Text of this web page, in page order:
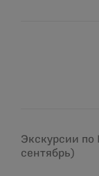
Экскурсии по
сентябрь)